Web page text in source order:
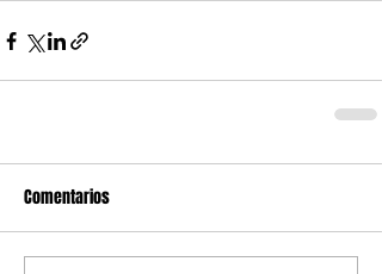
Comentarios